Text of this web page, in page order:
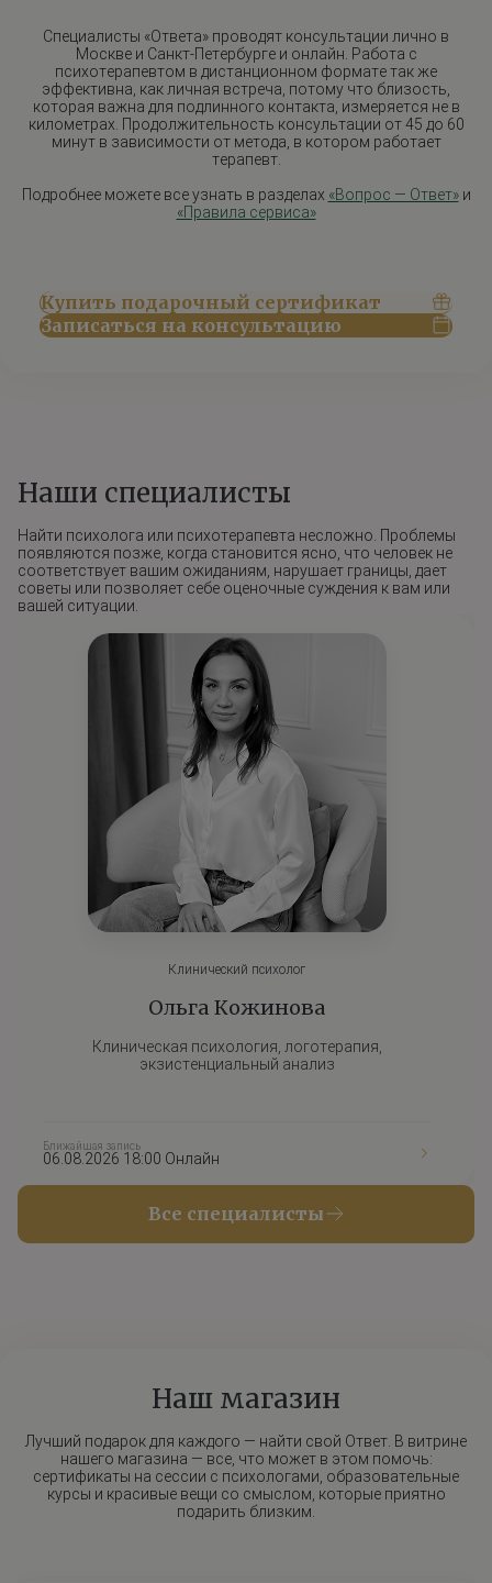
Специалисты «Ответа» проводят консультации лично в
Москве и Санкт-Петербурге и онлайн. Работа с
психотерапевтом в дистанционном формате так же
эффективна, как личная встреча, потому что близость,
которая важна для подлинного контакта, измеряется не в
километрах. Продолжительность консультации от 45 до 60
минут в зависимости от метода, в котором работает
терапевт.
Подробнее можете все узнать в разделах «Вопрос — Ответ»и
«Правила сервиса»
Купить подарочный сертификат
Записаться на консультацию
Наши специалисты
Найти психолога или психотерапевта несложно. Проблемы
появляются позже, когда становится ясно, что человек не
соответствует вашим ожиданиям, нарушает границы, дает
советы или позволяет себе оценочные суждения к вам или
вашей ситуации.
Клинический психолог
Ольга Кожинова
Клиническая психология, логотерапия,
экзистенциальный анализ
Ближайшая запись
06.08.2026 18:00 Онлайн
Все специалисты
Наш магазин
Лучший подарок для каждого — найти свой Ответ. В витрине
нашего магазина — все, что может в этом помочь:
сертификаты на сессии с психологами, образовательные
курсы и красивые вещи со смыслом, которые приятно
подарить близким.